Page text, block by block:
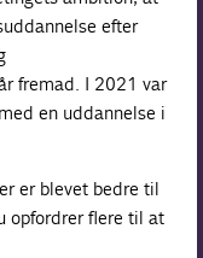
efter
fremad. I 2021 var
en uddannelse i
er blevet bedre til
opfordrer flere til at